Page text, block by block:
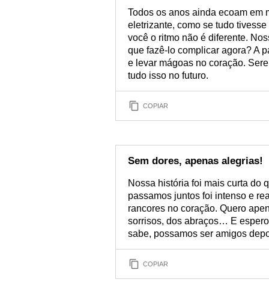
Todos os anos ainda ecoam em
eletrizante, como se tudo
você o ritmo não é diferente.
que fazê-lo complicar agora? A
e levar mágoas no coração.
tudo isso no futuro.
COPIAR
Sem dores, apenas alegrias!
Nossa história foi mais curta do
passamos juntos foi intenso e
rancores no coração. Quero
sorrisos, dos abraços… E
sabe, possamos ser amigos
COPIAR